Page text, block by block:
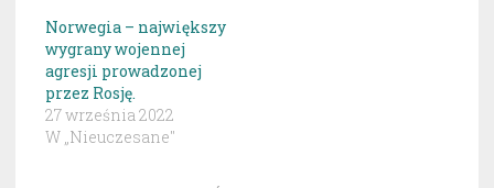
Norwegia – największy
wygrany wojennej
agresji prowadzonej
przez Rosję.
27 września 2022
W „Nieuczesane"